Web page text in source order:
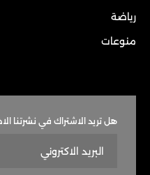
رياضة
منوعات
هل تريد الاشتراك في نشرتنا